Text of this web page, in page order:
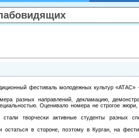
фестиваль молодежных культур «АТАС»
разных направлений, декламацию,
Оценивало номера не строгое жюри,
творчески активные студенты разных
остаться в стороне, поэтому в Курган, на